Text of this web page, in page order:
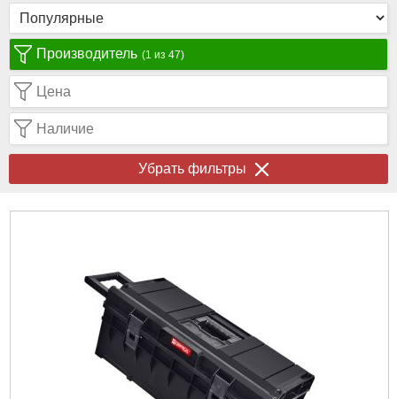
Производитель (1 из 47)
Цена
Наличие
Убрать фильтры